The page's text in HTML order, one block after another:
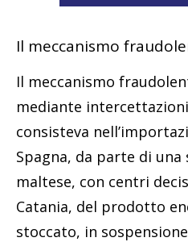
Il meccanismo
Il meccanismo
mediante
consisteva
Spagna, da parte di
maltese, con centri
Catania, del prodotto
stoccato, in